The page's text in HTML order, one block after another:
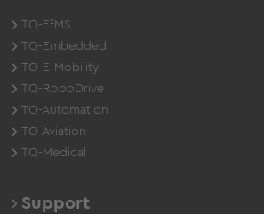
TQ-E²MS
TQ-Embedded
TQ-E-Mobility
TQ-RoboDrive
TQ-Automation
TQ-Aviation
TQ-Medical
Support